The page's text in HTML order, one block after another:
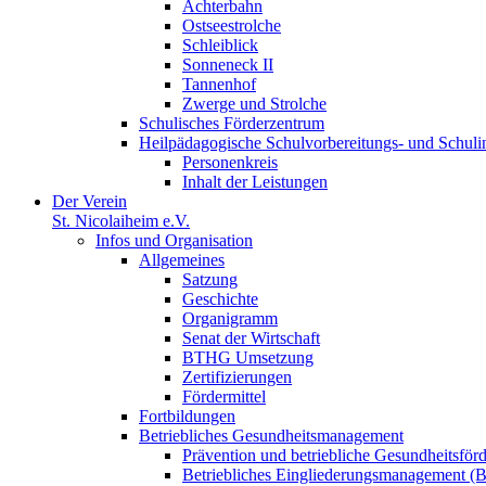
Achterbahn
Ostseestrolche
Schleiblick
Sonneneck II
Tannenhof
Zwerge und Strolche
Schulisches Förderzentrum
Heilpädagogische Schulvorbereitungs- und
Personenkreis
Inhalt der Leistungen
Der Verein
St. Nicolaiheim e.V.
Infos und Organisation
Allgemeines
Satzung
Geschichte
Organigramm
Senat der Wirtschaft
BTHG Umsetzung
Zertifizierungen
Fördermittel
Fortbildungen
Betriebliches Gesundheitsmanagement
Prävention und betriebliche
Betriebliches Eingliederungsmanagement